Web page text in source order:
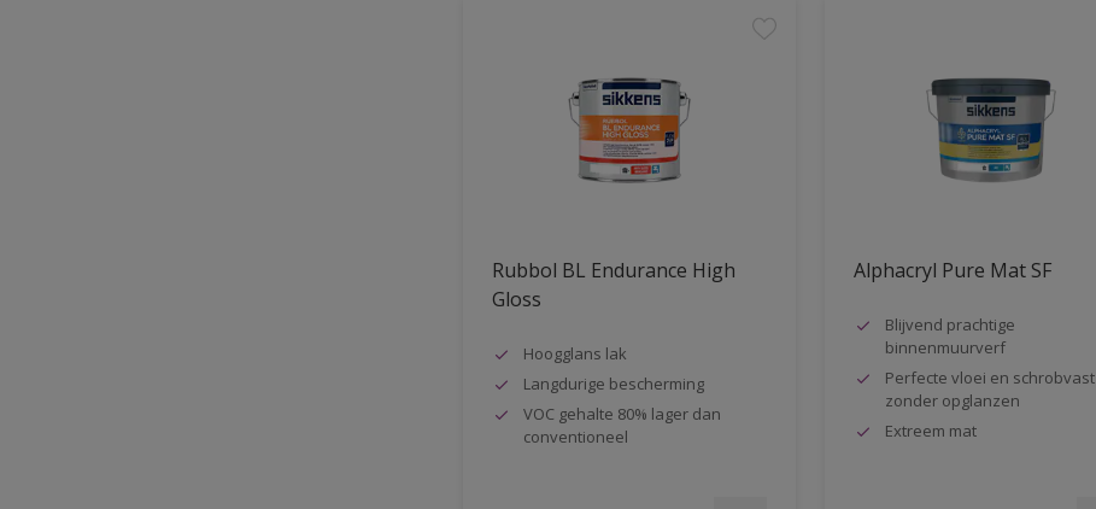
Rubbol BL Endurance High
Gloss
Hoogglans lak
Langdurige bescherming
VOC gehalte 80% lager dan
conventioneel
Alphacryl Pure Mat SF
Blijvend prachtige
binnenmuurverf
Perfecte vloei en schrobvast
zonder opglanzen
Extreem mat